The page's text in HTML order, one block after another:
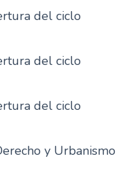
del ciclo
del ciclo
del ciclo
y Urbanismo